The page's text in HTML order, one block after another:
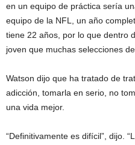
en un equipo de práctica sería
equipo de la NFL, un año
tiene 22 años, por lo que dentro
joven que muchas selecciones
Watson dijo que ha tratado de
adicción, tomarla en serio, no
una vida mejor.
“Definitivamente es difícil”, dijo.